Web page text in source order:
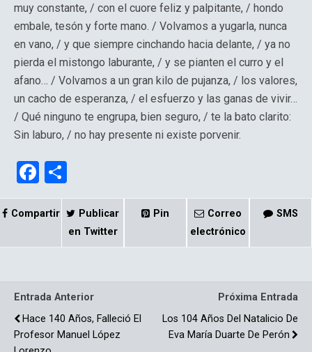
muy constante, / con el cuore feliz y palpitante, / hondo
embale, tesón y forte mano. / Volvamos a yugarla, nunca
en vano, / y que siempre cinchando hacia delante, / ya no
pierda el mistongo laburante, / y se pianten el curro y el
afano… / Volvamos a un gran kilo de pujanza, / los valores,
un cacho de esperanza, / el esfuerzo y las ganas de vivir…
/ Qué ninguno te engrupa, bien seguro, / te la bato clarito:
Sin laburo, / no hay presente ni existe porvenir.
F
a
ce
k
o
m
p
Compartir
Publicar
en Twitter
Pin
Correo
electrónico
SMS
Entrada Anterior
Hace 140 Años, Falleció El
Profesor Manuel López
Próxima Entrada
Los 104 Años Del Natalicio De
Eva María Duarte De Perón